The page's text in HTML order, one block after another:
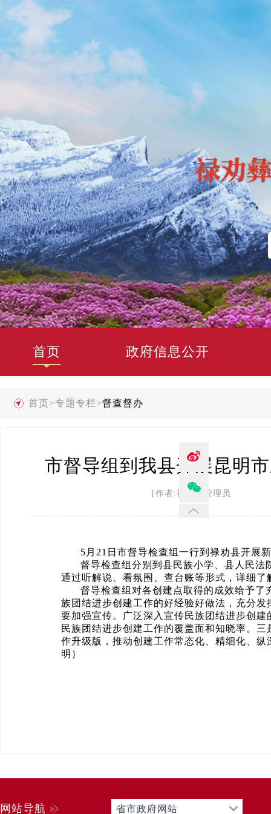
首页 政府信息公开
首页>专题专栏>督查督办
市督导组到我县开展昆明
[作者:禄劝县管理员 发
5月21日市督导检查组一行到禄劝县开展
督导检查组分别到县民族小学、县人民
通过听解说、看氛围、查台账等形式，详细了
督导检查组对各创建点取得的成效给予
族团结进步创建工作的好经验好做法，充分
要加强宣传。广泛深入宣传民族团结进步创
民族团结进步创建工作的覆盖面和知晓率。
作升级版，推动创建工作常态化、精细化、
明）
网站导航 省市政府网站